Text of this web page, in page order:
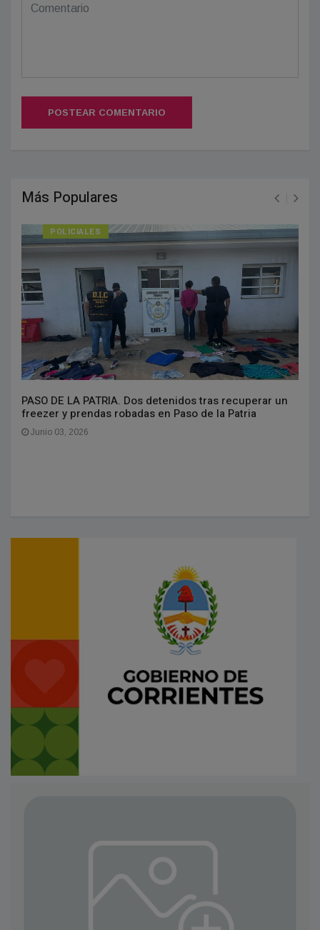
POSTEAR COMENTARIO
Más Populares
POLICIALES
PASO DE LA PATRIA. Dos detenidos tras recuperar un
freezer y prendas robadas en Paso de la Patria
Junio 03, 2026